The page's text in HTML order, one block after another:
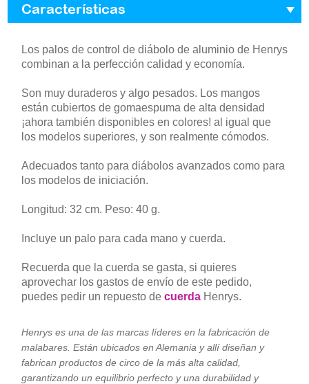
Características
Los palos de control de diábolo de aluminio de Henrys
combinan a la perfección calidad y economía.
Son muy duraderos y algo pesados. Los mangos
están cubiertos de gomaespuma de alta densidad
¡ahora también disponibles en colores! al igual que
los modelos superiores, y son realmente cómodos.
Adecuados tanto para diábolos avanzados como para
los modelos de iniciación.
Longitud: 32 cm. Peso: 40 g.
Incluye un palo para cada mano y cuerda.
Recuerda que la cuerda se gasta, si quieres
aprovechar los gastos de envío de este pedido,
puedes pedir un repuesto de cuerda Henrys.
Henrys es una de las marcas líderes en la fabricación de
malabares. Están ubicados en Alemania y allí diseñan y
fabrican productos de circo de la más alta calidad,
garantizando un equilibrio perfecto y una durabilidad y